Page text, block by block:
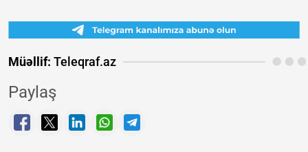
Müəllif: Teleqraf.az
Paylaş